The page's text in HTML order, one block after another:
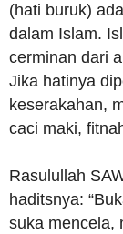
(hati buruk)
dalam Islam.
cerminan dari
Jika hatinya
keserakahan,
caci maki,
Rasulullah
haditsnya:
suka mencela,